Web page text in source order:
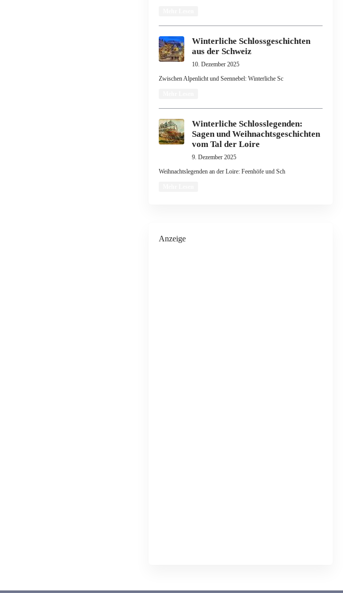
Winterliche Schlossgeschichten
aus der Schweiz
10. Dezember 2025
Zwischen Alpenlicht und Seennebel: Winterliche Sc
Winterliche Schlosslegenden:
Sagen und Weihnachtsgeschichten
vom Tal der Loire
9. Dezember 2025
Weihnachtslegenden an der Loire: Feenhöfe und Sch
Anzeige